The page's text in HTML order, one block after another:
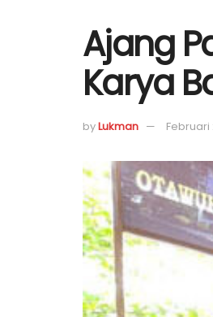
Ajang
Karya
byLukman Februari